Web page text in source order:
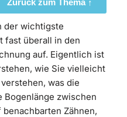
Zurück zum Thema ↑
der wichtigste
fast überall in den
auf. Eigentlich ist
wie Sie vielleicht
was die
Bogenlänge zwischen
Zähnen,